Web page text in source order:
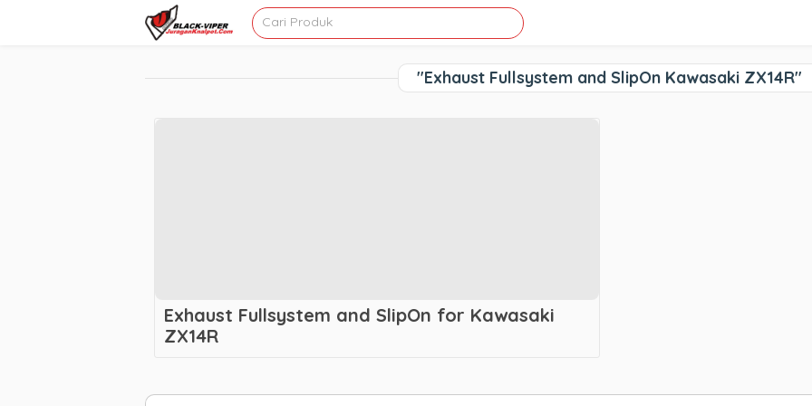
"Exhaust Fullsystem and SlipOn Kawasaki ZX14R"
Exhaust Fullsystem and SlipOn for Kawasaki
ZX14R